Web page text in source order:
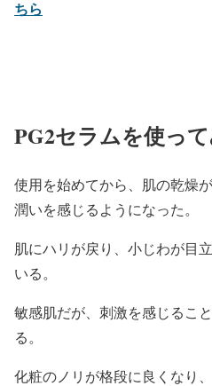
ちら
PG2セラムを使っ
使用を始めてから、肌の乾燥
潤いを感じるようになった。
肌にハリが戻り、小じわが目
いる。
敏感肌だが、刺激を感じるこ
る。
化粧のノリが格段に良くなり